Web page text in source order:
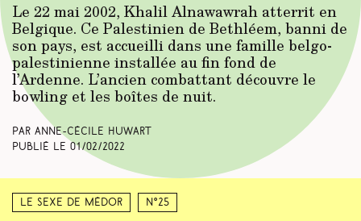
Le 22 mai 2002, Khalil Alnawawrah atterrit en
Belgique. Ce Palestinien de Bethléem, banni de
son pays, est accueilli dans une famille belgo-
palestinienne installée au fin fond de
l’Ardenne. L’ancien combattant découvre le
bowling et les boîtes de nuit.
Par Anne-Cécile Huwart
Publié le 01/02/2022
Le sexe de Médor N°25